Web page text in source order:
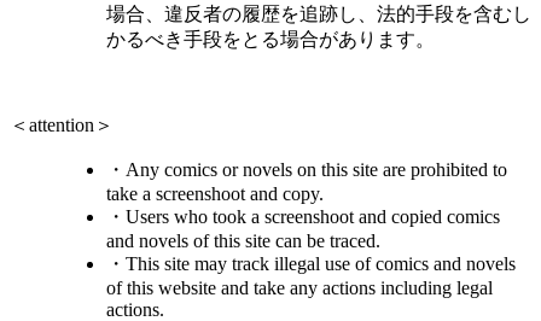
場合、違反者の履歴を追跡し、法的手段を含むし
かるべき手段をとる場合があります。
＜attention＞
・Any comics or novels on this site are prohibited to
take a screenshoot and copy.
・Users who took a screenshoot and copied comics
and novels of this site can be traced.
・This site may track illegal use of comics and novels
of this website and take any actions including legal
actions.